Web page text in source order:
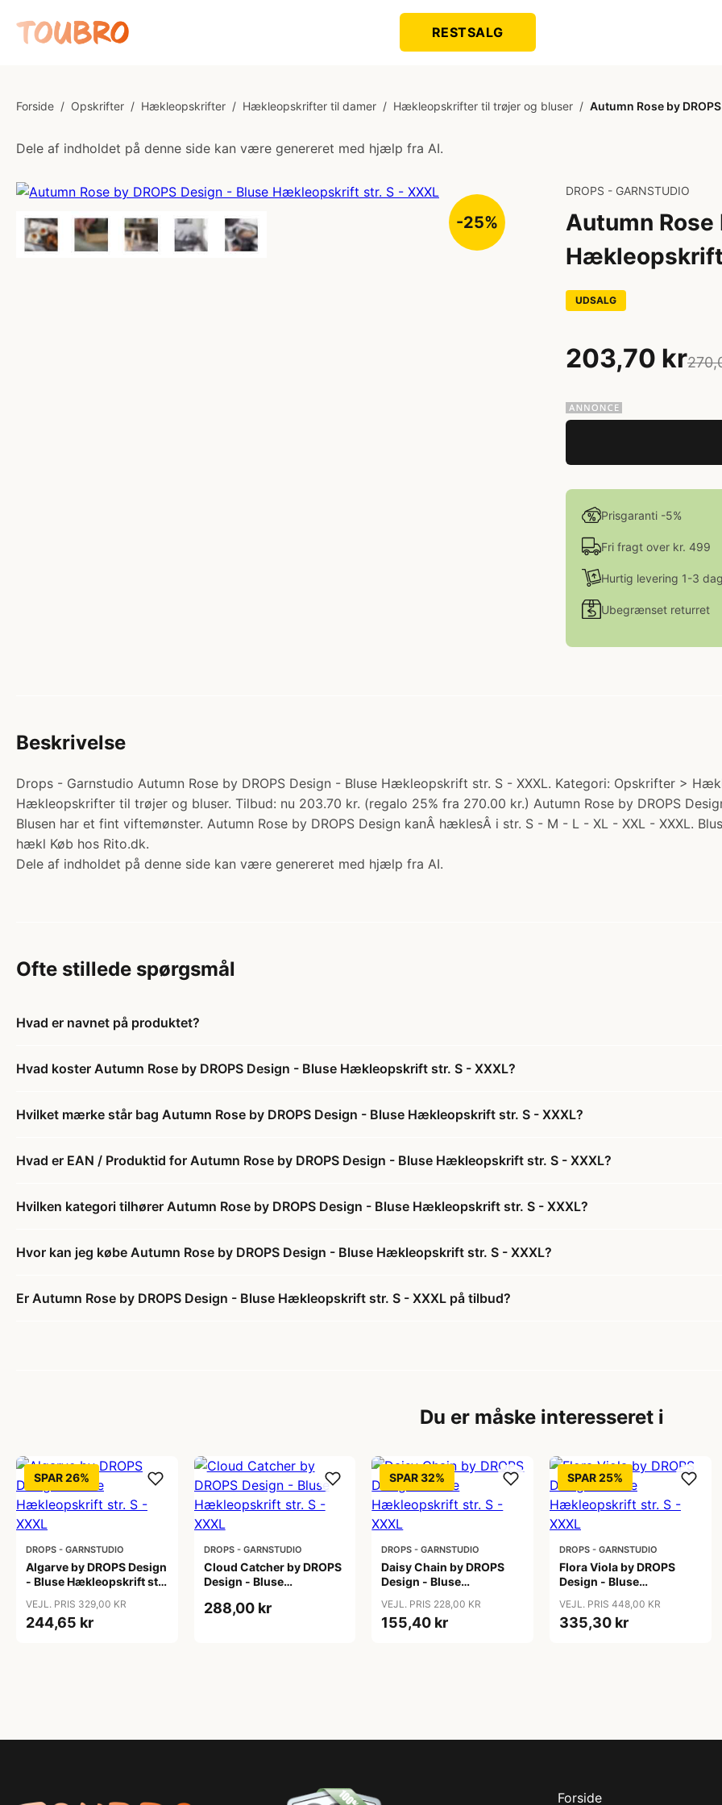
RESTSALG
Forside / Opskrifter / Hækleopskrifter / Hækleopskrifter til damer / Hækleopskrifter til trøjer og bluser / Autumn Rose by
Dele af indholdet på denne side kan være genereret med hjælp fra AI.
-25%
DROPS - GARNSTUDIO
Autumn Rose
Hækleopskrift
UDSALG
203,70 kr
Prisgaranti -5%
Fri fragt over kr. 499
Hurtig levering 1-3
Ubegrænset returret
Beskrivelse
Drops - Garnstudio Autumn Rose by DROPS Design - Bluse Hækleopskrift str. S - XXXL. Kategori: Opskrifter >
Hækleopskrifter til trøjer og bluser. Tilbud: nu 203.70 kr. (regalo 25% fra 270.00 kr.) Autumn Rose by DROPS
Blusen har et fint viftemønster. Autumn Rose by DROPS Design kanÂ hæklesÂ i str. S - M - L - XL - XXL - XXXL.
hækl Køb hos Rito.dk.
Dele af indholdet på denne side kan være genereret med hjælp fra AI.
Ofte stillede spørgsmål
Hvad er navnet på produktet?
Hvad koster Autumn Rose by DROPS Design - Bluse Hækleopskrift str. S - XXXL?
Hvilket mærke står bag Autumn Rose by DROPS Design - Bluse Hækleopskrift str. S - XXXL?
Hvad er EAN / Produktid for Autumn Rose by DROPS Design - Bluse Hækleopskrift str. S - XXXL?
Hvilken kategori tilhører Autumn Rose by DROPS Design - Bluse Hækleopskrift str. S - XXXL?
Hvor kan jeg købe Autumn Rose by DROPS Design - Bluse Hækleopskrift str. S - XXXL?
Er Autumn Rose by DROPS Design - Bluse Hækleopskrift str. S - XXXL på tilbud?
Du er måske interesseret i
SPAR 26%
DROPS - GARNSTUDIO
Algarve by DROPS Design
- Bluse Hækleopskrift str.
VEJL. PRIS 329,00 KR
244,65 kr
DROPS - GARNSTUDIO
Cloud Catcher by DROPS
Design - Bluse
XXXL
288,00 kr
SPAR 32%
DROPS - GARNSTUDIO
Daisy Chain by DROPS
Design - Bluse
XXXL
VEJL. PRIS 228,00 KR
155,40 kr
SPAR 25%
DROPS - GARNSTUDIO
Flora Viola by DROPS
Design - Bluse
XXXL
VEJL. PRIS 448,00 KR
335,30 kr
Forside